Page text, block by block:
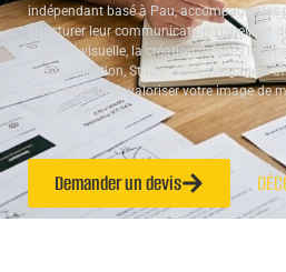
indépendant basé à Pau, accompagne les
structurer leur communication visuelle et
l’identité visuelle, la création de sites
communication, Studio ALTA s’engage à
cohérentes pour valoriser votre image de
présence en ligne.
Demander un devis